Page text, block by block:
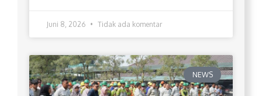
Juni 8, 2026 Tidak ada komentar
NEWS